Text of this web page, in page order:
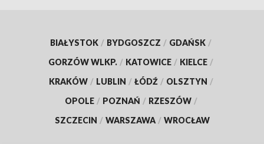
BIAŁYSTOK / BYDGOSZCZ / GDAŃSK /
GORZÓW WLKP. / KATOWICE / KIELCE /
KRAKÓW / LUBLIN / ŁÓDŹ / OLSZTYN /
OPOLE / POZNAŃ / RZESZÓW /
SZCZECIN / WARSZAWA / WROCŁAW